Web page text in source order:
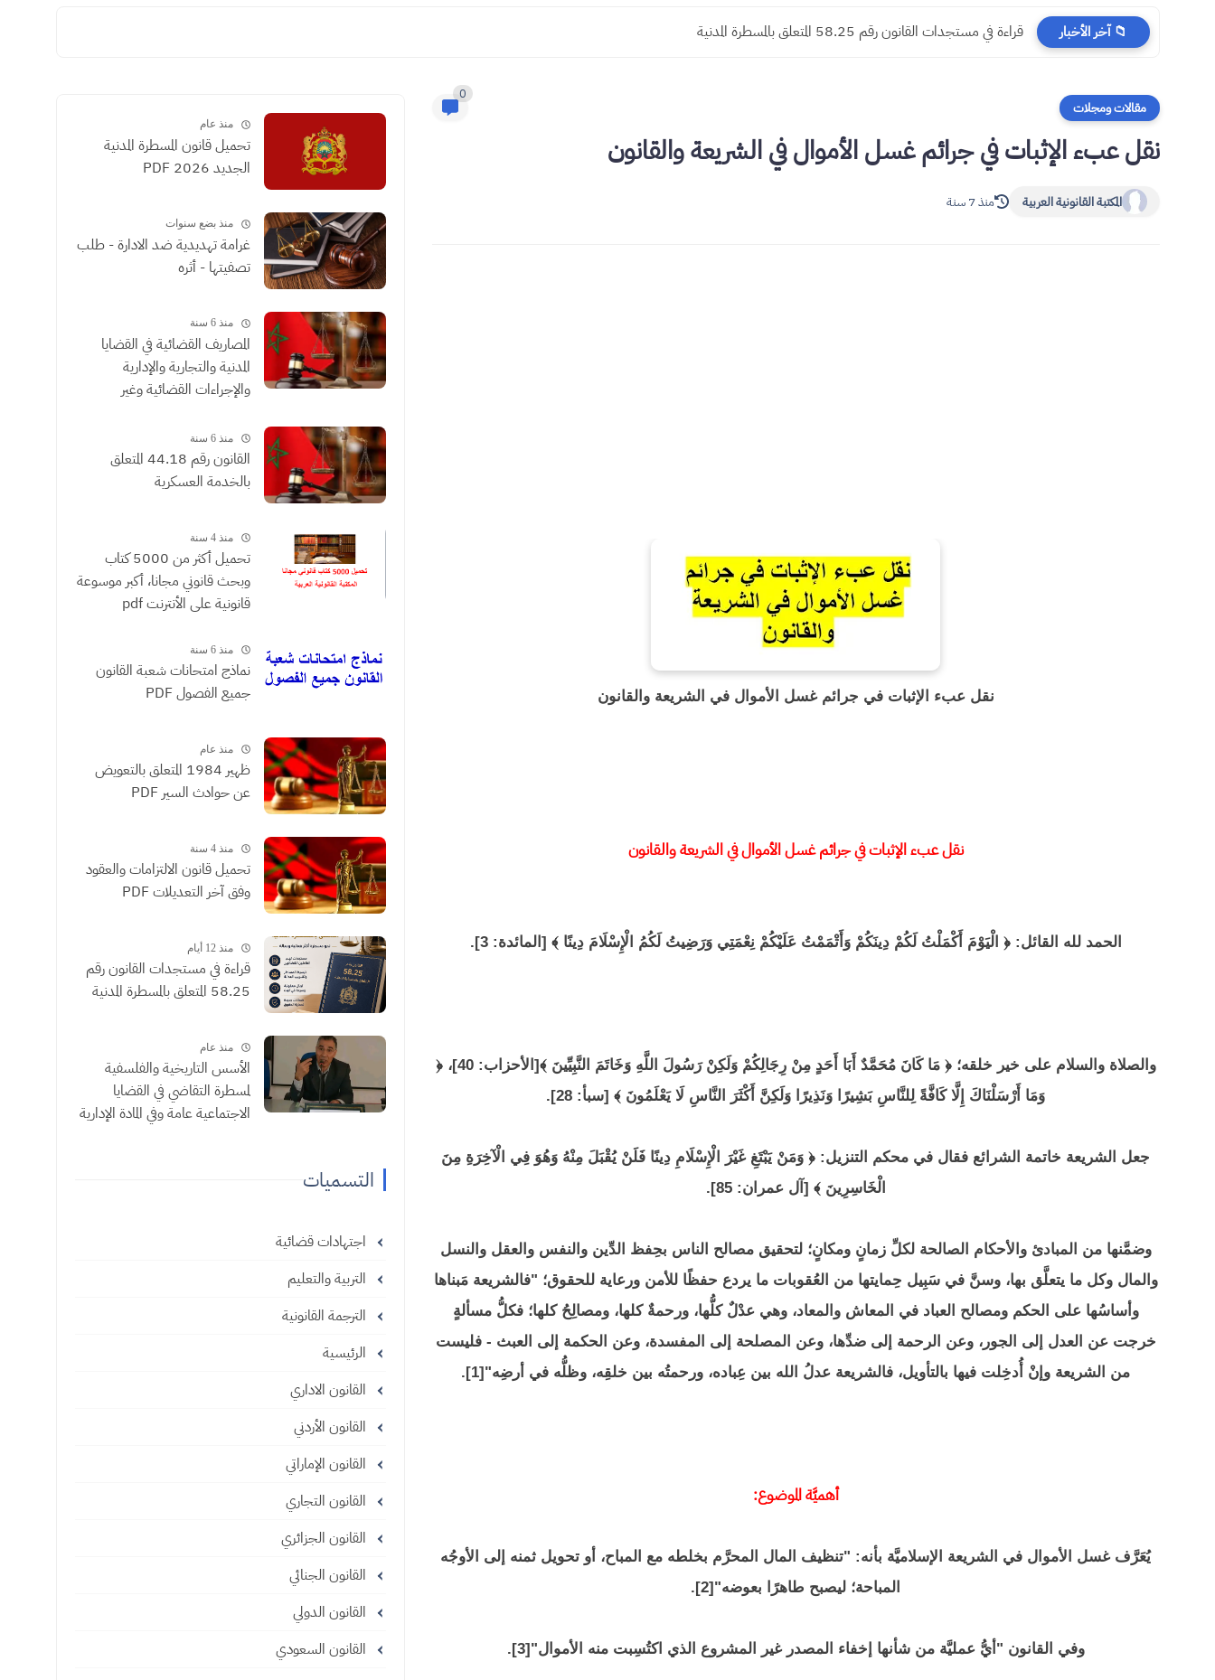
📁 آخر الأخبار ​قراءة في مستجدات القانون رقم 58.25 المتعلق بالمسطرة المدنية
مقالات ومجلات
0
نقل عبء الإثبات في جرائم غسل الأموال في الشريعة والقانون
المكتبة القانونية العربية منذ 7 سنة
نقل عبء الإثبات في جرائم غسل الأموال في الشريعة والقانون
نقل عبء الإثبات في جرائم غسل الأموال في الشريعة والقانون
الحمد لله القائل: ﴿ الْيَوْمَ أَكْمَلْتُ لَكُمْ دِينَكُمْ وَأَتْمَمْتُ عَلَيْكُمْ نِعْمَتِي وَرَضِيتُ لَكُمُ الْإِسْلَامَ دِينًا ﴾ [المائدة: 3].
والصلاة والسلام على خير خلقه؛ ﴿ مَا كَانَ مُحَمَّدٌ أَبَا أَحَدٍ مِنْ رِجَالِكُمْ وَلَكِنْ رَسُولَ اللَّهِ وَخَاتَمَ النَّبِيِّينَ ﴾[الأحزاب: 40]، ﴿
وَمَا أَرْسَلْنَاكَ إِلَّا كَافَّةً لِلنَّاسِ بَشِيرًا وَنَذِيرًا وَلَكِنَّ أَكْثَرَ النَّاسِ لَا يَعْلَمُونَ ﴾ [سبأ: 28].
جعل الشريعة خاتمة الشرائع فقال في محكم التنزيل: ﴿ وَمَنْ يَبْتَغِ غَيْرَ الْإِسْلَامِ دِينًا فَلَنْ يُقْبَلَ مِنْهُ وَهُوَ فِي الْآخِرَةِ مِنَ
الْخَاسِرِينَ ﴾ [آل عمران: 85].
وضمَّنها من المبادئ والأحكام الصالحة لكلِّ زمانٍ ومكانٍ؛ لتحقيق مصالح الناس بحِفظ الدِّين والنفس والعقل والنسل
والمال وكل ما يتعلَّق بها، وسنَّ في سَبِيل حِمايتها من العُقوبات ما يردع حفظًا للأمن ورعاية للحقوق؛ "فالشريعة مَبناها
وأساسُها على الحكم ومصالح العباد في المعاش والمعاد، وهي عدْلٌ كلُّها، ورحمةٌ كلها، ومصالِحُ كلها؛ فكلُّ مسألةٍ
خرجت عن العدل إلى الجور، وعن الرحمة إلى ضدِّها، وعن المصلحة إلى المفسدة، وعن الحكمة إلى العبث - فليست
من الشريعة وإنْ أُدخِلت فيها بالتأويل، فالشريعة عدلُ الله بين عِباده، ورحمتُه بين خلقِه، وظلُّه في أرضِه"[1].
أهميَّة الموضوع:
يُعَرَّف غسل الأموال في الشريعة الإسلاميَّة بأنه: "تنظيف المال المحرَّم بخلطه مع المباح، أو تحويل ثمنه إلى الأوجُه
المباحة؛ ليصبح طاهرًا بعوضه"[2].
وفي القانون "أيُّ عمليَّة من شأنها إخفاء المصدر غير المشروع الذي اكتُسِبت منه الأموال"[3].
منذ عام
تحميل قانون المسطرة المدنية
الجديد 2026 PDF
منذ بضع سنوات
غرامة تهديدية ضد الادارة - طلب
تصفيتها - أثره
منذ 6 سنة
المصاريف القضائية في القضايا
المدنية والتجارية والإدارية
والإجراءات القضائية وغير
الموثقون
منذ 6 سنة
القانون رقم 44.18 المتعلق
بالخدمة العسكرية
منذ 4 سنة
تحميل أكثر من 5000 كتاب
وبحث قانوني مجانا، أكبر موسوعة
قانونية على الأنترنت pdf
منذ 6 سنة
نماذج امتحانات شعبة القانون
جميع الفصول PDF
منذ عام
ظهير 1984 المتعلق بالتعويض
عن حوادث السير PDF
منذ 4 سنة
تحميل قانون الالتزامات والعقود
وفق آخر التعديلات PDF
منذ 12 أيام
​قراءة في مستجدات القانون رقم
58.25 المتعلق بالمسطرة المدنية
منذ عام
الأسس التاريخية والفلسفية
لمسطرة التقاضي في القضايا
الاجتماعية عامة وفي المادة الإدارية
التسميات
اجتهادات قضائية
التربية والتعليم
الترجمة القانونية
الرئيسية
القانون الاداري
القانون الأردني
القانون الإماراتي
القانون التجاري
القانون الجزائري
القانون الجنائي
القانون الدولي
القانون السعودي